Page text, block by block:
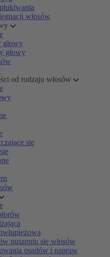
włosów
głowy
głowy
od rodzaju włosów
się
puszeniu się włosów
osadów i napraw